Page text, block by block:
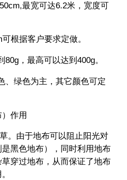
最宽可达6.2米，宽度可
根据客户要求定做。
，最高可以达到400g。
、绿色为主，其它颜色可定
作用
。由于地布可以阻止阳光对
黑色地布），同时利用地布
穿过地布，从而保证了地布